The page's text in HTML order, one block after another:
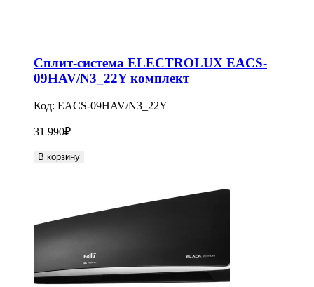
Сплит-система ELECTROLUX EACS-
09HAV/N3_22Y комплект
Код: EACS-09HAV/N3_22Y
31 990₽
В корзину